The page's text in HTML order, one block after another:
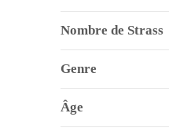
Nombre de Strass
Genre
Âge